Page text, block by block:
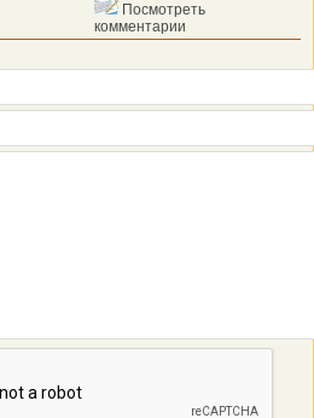
Посмотреть
комментарии